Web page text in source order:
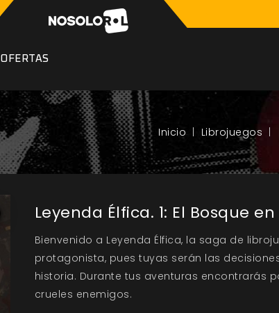
OFERTAS
Librojuegos
Leyenda Élfica. 1: El Bosque
Bienvenido a Leyenda Élfica, la saga de
protagonista, pues tuyas serán las
historia. Durante tus aventuras encontrarás
crueles enemigos.